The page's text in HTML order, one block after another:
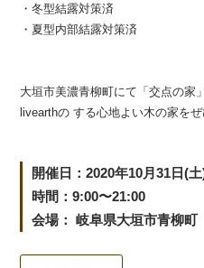
・冬型結露対策済
・夏型内部結露対策済
大垣市美濃青柳町にて「交点の家
livearthの する心地よい木の家をぜ
開催日：2020年10月31日(
時間：9:00〜21:00
会場： 岐阜県大垣市青柳町